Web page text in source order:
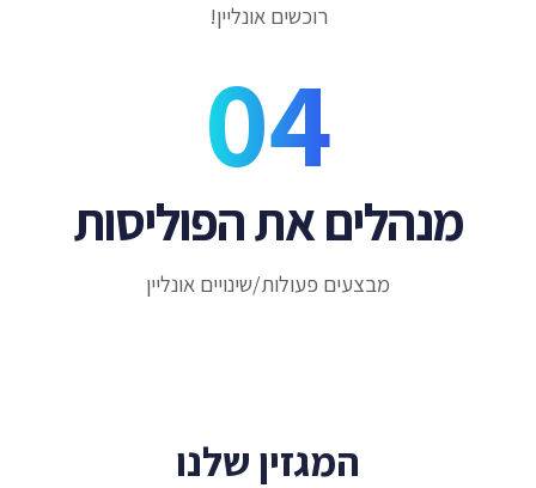
רוכשים אונליין!
מנהלים את הפוליסות
מבצעים פעולות/שינויים אונליין
המגזין שלנו